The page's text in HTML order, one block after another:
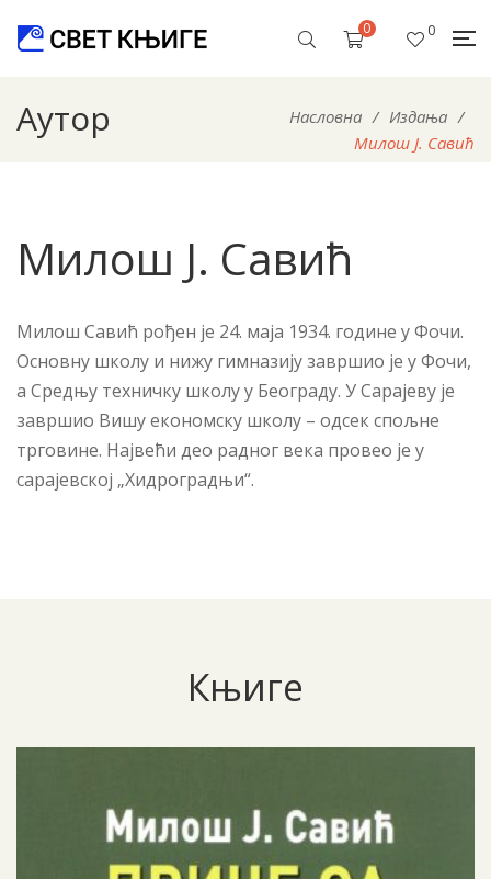
0 0
Аутор Насловна / Издања /
Милош Ј. Савић
Милош Ј. Савић
Милош Савић рођен је 24. маја 1934. године у Фочи.
Основну школу и нижу гимназију завршио је у Фочи,
а Средњу техничку школу у Београду. У Сарајеву је
завршио Вишу економску школу – одсек спољне
трговине. Највећи део радног века провео је у
сарајевској „Хидроградњи“.
Књиге